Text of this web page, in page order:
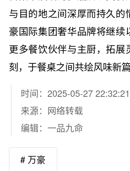
与目的地之间深厚而持久的
豪国际集团奢华品牌将继续
更多餐饮伙伴与主厨，拓展
刻，于餐桌之间共绘风味新篇
时间：2025-05-27 22:32:21
来源：网络转载
编辑：一品九命
# 万豪